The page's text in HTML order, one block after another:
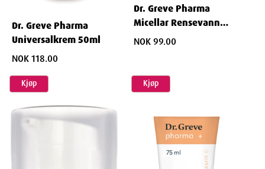
Package Size: 50ML
Ingredienser
Phenoxyethanol, Sodium Benzoate, Lactic Acid.
Dr. Greve Pharma
Universalkrem 50ml
NOK 118.00
Kjøp
Dr. Greve Pharma
Micellar Rensevann
200ml
NOK 99.00
Kjøp